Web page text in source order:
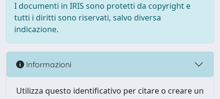
I documenti in IRIS sono protetti da copyright e
tutti i diritti sono riservati, salvo diversa
indicazione.
Informazioni
Utilizza questo identificativo per citare o creare un